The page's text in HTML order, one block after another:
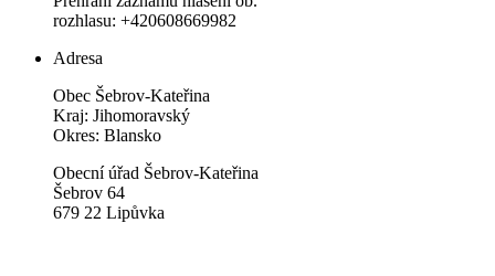
rozhlasu: +420608669982
Adresa
Obec Šebrov-Kateřina
Kraj: Jihomoravský
Okres: Blansko
Obecní úřad Šebrov-Kateřina
Šebrov 64
679 22 Lipůvka